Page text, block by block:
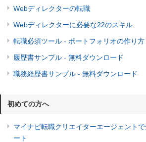
Webディレクターの転職
Webディレクターに必要な22のスキル
転職必須ツール - ポートフォリオの作り方
履歴書サンプル - 無料ダウンロード
職務経歴書サンプル - 無料ダウンロード
初めての方へ
マイナビ転職クリエイターエージェント
ート